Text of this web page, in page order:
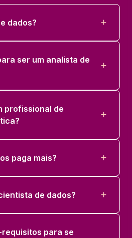
dados?
ser um analista de
profissional de
paga mais?
de dados?
para se